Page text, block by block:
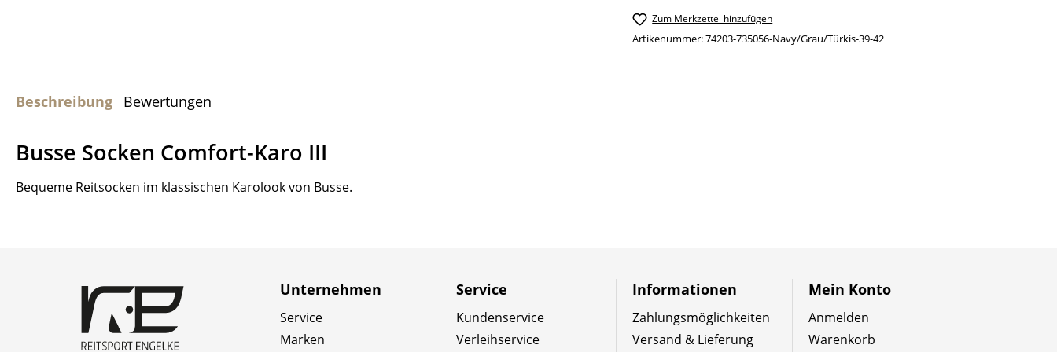
Zum Merkzettel hinzufügen
Artikenummer:74203-735056-Navy/Grau/Türkis-39-42
Beschreibung Bewertungen
Busse Socken Comfort-Karo III
Bequeme Reitsocken im klassischen Karolook von Busse.
Unternehmen
Service
Marken
Service
Kundenservice
Verleihservice
Informationen
Zahlungsmöglichkeiten
Versand & Lieferung
Mein Konto
Anmelden
Warenkorb